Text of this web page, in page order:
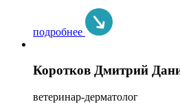
подробнее
Коротков Дмитрий
ветеринар-дерматолог